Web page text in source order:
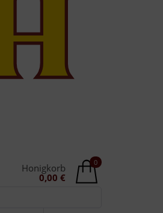
0
Honigkorb
0,00 €